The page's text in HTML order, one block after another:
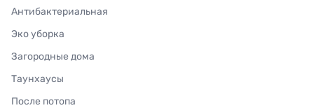
Антибактериальная
Эко уборка
Загородные дома
Таунхаусы
После потопа